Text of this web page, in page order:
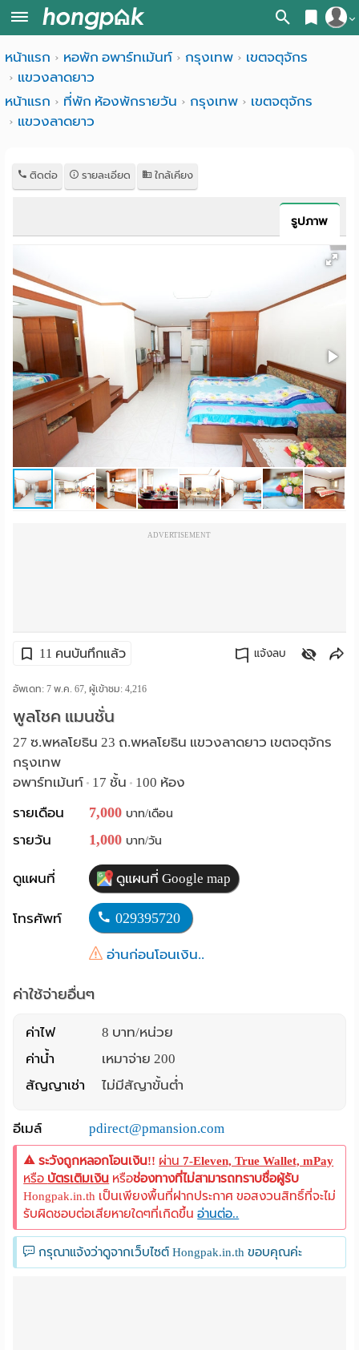
สมัครสมาชิก
หน้า
ค้นหา
ค้นจากสถานีรถไฟฟ้า
ค้นจากแผนที่
ค้นแบบละเอียด
พาร์
ท์
ห้อง
พัก
ราย
เดือน
พัก
ราย
ฟรี
Language
English
หน้าแรก หอพัก อพาร์ทเม้นท์ กรุงเทพ
เขตจตุจักร
แขวงลาดยาว
หน้าแรก
ที่พัก ห้องพักรายวัน กรุงเทพ
เขตจตุจักร
แขวงลาดยาว
ติดต่อ รายละเอียด ใกล้เคียง
รูปภาพ
ADVERTISEMENT
11 คนบันทึกแล้ว แจ้งลบ
อัพเดท: 7 พ.ค. 67, ผู้เข้าชม:4,216
พูลโชค แมนชั่น
27 ซ.พหลโยธิน 23 ถ.พหลโยธิน แขวงลาดยาว เขตจตุจักร
กรุงเทพ
อพาร์ทเม้นท์ • 17 ชั้น • 100 ห้อง
รายเดือน
7,000 บาท/เดือน
รายวัน 1,000 บาท/วัน
ดูแผนที่ ดูแผนที่ Google map
โทรศัพท์ 029395720
อ่านก่อนโอนเงิน..
ค่าใช้จ่ายอื่นๆ
ค่าไฟ
8 บาท/หน่วย
ค่าน้ำ
เหมาจ่าย 200
สัญญาเช่า
ไม่มีสัญาขั้นต่ำ
อีเมล์ pdirect@pmansion.com
ระวังถูกหลอกโอนเงิน!! ผ่าน7-Eleven, True Wallet, mPay
หรือ บัตรเติมเงิน หรือช่องทางที่ไม่สามารถทราบชื่อผู้รับ
Hongpak.in.th เป็นเพียงพื้นที่ฝากประกาศ ขอสงวนสิทธิ์ที่จะไม่
รับผิดชอบต่อเสียหายใดๆที่เกิดขึ้นอ่านต่อ..
กรุณาแจ้งว่าดูจากเว็บไซต์ Hongpak.in.th ขอบคุณค่ะ